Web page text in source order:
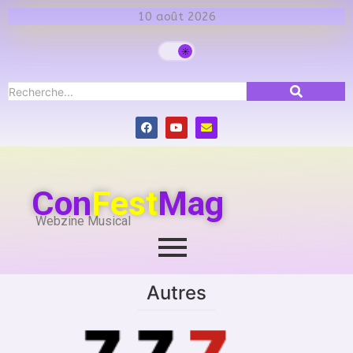
10 août 2026
ConFestMag
Webzine Musical
Autres